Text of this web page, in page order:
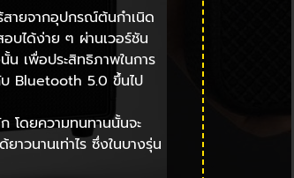
สายจากอุปกรณ์ต้นกำเนิด
บได้ง่าย ๆ ผ่านเวอร์ชัน
เพื่อประสิทธิภาพในการ
Bluetooth 5.0 ขึ้นไป
โดยความทนทานนั้นจะ
าวนานเท่าไร ซึ่งในบางรุ่น